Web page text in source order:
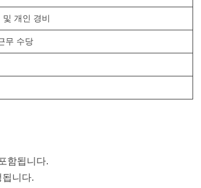
개인 경비
무 수당
함됩니다.
니다.